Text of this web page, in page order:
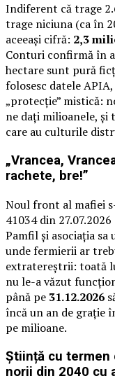
Indiferent că trage
trage niciuna (ca în
aceeași cifră: 2,3
Conturi confirmă în
hectare sunt pură
folosesc datele
„protecție” mistică:
ne dați milioanele, și
care au culturile
„Vrancea,
rachete, bre!”
Noul front al mafiei
41034 din
Pamfil și asociația
unde fermierii ar
extratereștrii: toată
nu le-a văzut
până pe 31.12.2026
încă un an de grație
pe milioane.
Știință cu termen
norii din 2040 cu